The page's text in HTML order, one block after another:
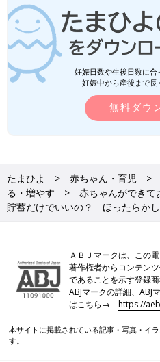
妊娠日数や生後日数に
妊娠中から産後まで長
無料ダウ
たまひよ 赤ちゃん・育児
る・増やす
赤ちゃんができて
貯蓄だけでいいの？ ほったらかし
ＡＢＪマークは、この
著作権者からコンテン
であることを示す登録
ABJマークの詳細、ABJ
はこちら→https://
本サイトに掲載されている記事・写真・イ
す。